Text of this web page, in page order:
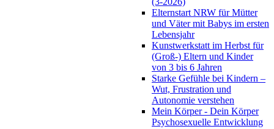
Elternstart NRW für Mütter
und Väter mit Babys im ersten
Lebensjahr
Kunstwerkstatt im Herbst für
(Groß-) Eltern und Kinder
von 3 bis 6 Jahren
Starke Gefühle bei Kindern –
Wut, Frustration und
Autonomie verstehen
Mein Körper - Dein Körper
Psychosexuelle Entwicklung